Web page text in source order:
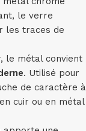
le verre
les traces de
le métal convient
. Utilisé pour
de caractère à
cuir ou en métal